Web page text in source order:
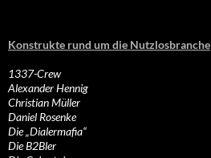
Konstrukte rund um die Nutzlosbranche
1337-Crew
Alexander Hennig
Christian Müller
Daniel Rosenke
Die „Dialermafia“
Die B2Bler